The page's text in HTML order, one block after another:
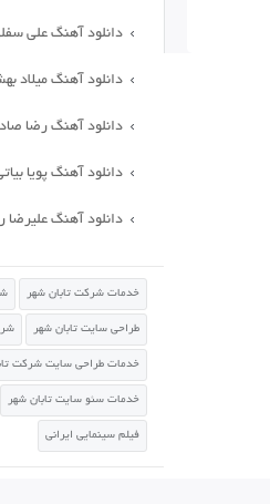
دانلود آهنگ علی
دانلود آهنگ میلاد
دانلود آهنگ رضا
دانلود آهنگ پویا
دانلود آهنگ علیرضا
خدمات شرکت تابان شهر
طراحی سایت تابان شهر
خدمات طراحی سایت شرکت
خدمات سئو سایت تابان شهر
فیلم سینمایی ایرانی